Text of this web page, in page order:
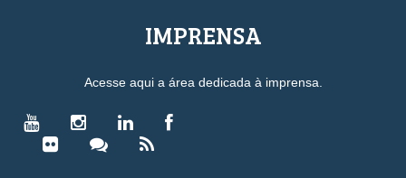
IMPRENSA
Acesse aqui a área dedicada à imprensa.